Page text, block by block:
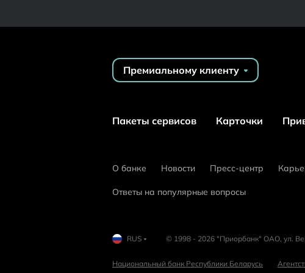
Премиальному клиенту
Пакеты сервисов Карточки
О банке Новости Пресс-центр
Ответы на популярные вопросы
RUS © 1998 - 2026 "Приорбанк" ОАО, ул.
Национальный банк Республики Беларусь